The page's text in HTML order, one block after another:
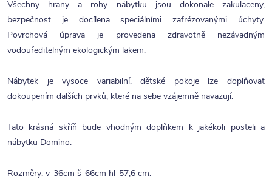
Všechny hrany a rohy nábytku jsou dokonale zakulaceny,
bezpečnost je docílena speciálními zafrézovanými úchyty.
Povrchová úprava je provedena zdravotně nezávadným
vodouředitelným ekologickým lakem.
Nábytek je vysoce variabilní, dětské pokoje lze doplňovat
dokoupením dalších prvků, které na sebe vzájemně navazují.
Tato krásná skříň bude vhodným doplňkem k jakékoli posteli a
nábytku Domino.
Rozměry: v-36cm š-66cm hl-57,6 cm.